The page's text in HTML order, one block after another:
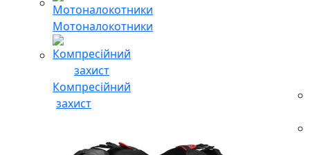
Мотоналокотники
Компресійний
захист